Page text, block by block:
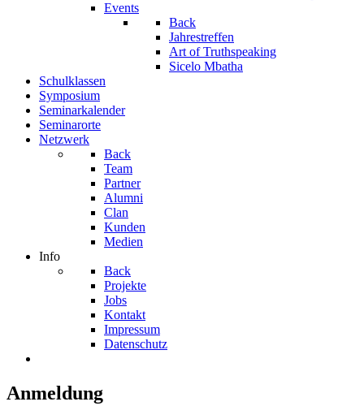
Events
Back
Jahrestreffen
Art of Truthspeaking
Sicelo Mbatha
Schulklassen
Symposium
Seminarkalender
Seminarorte
Netzwerk
Back
Team
Partner
Alumni
Clan
Kunden
Medien
Info
Back
Projekte
Jobs
Kontakt
Impressum
Datenschutz
Anmeldung